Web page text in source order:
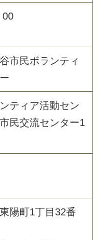
00
市民ボランティ
ティア活動セン
民交流センター1
陽町1丁目32番